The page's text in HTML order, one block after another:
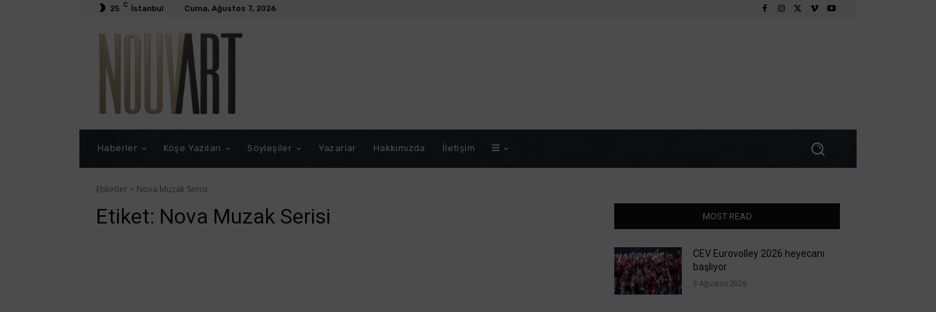
25 C İstanbul Cuma, Ağustos 7, 2026
Haberler Köşe Yazıları Söyleşiler Yazarlar Hakkımızda İletişim
Etiketler Nova Muzak Serisi
Etiket: Nova Muzak Serisi MOST READ
CEV Eurovolley 2026 heyecanı
başlıyor
3 Ağustos 2026